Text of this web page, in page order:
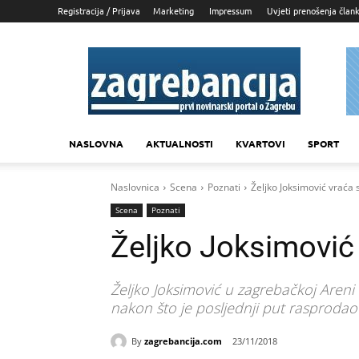
Registracija / Prijava Marketing Impressum Uvjeti prenošenja
Zagrebancija
NASLOVNA AKTUALNOSTI KVARTOVI SPORT
Naslovnica Scena Poznati Željko Joksimović vraća
Scena Poznati
Željko
Željko Joksimović u zagrebačkoj
nakon što je posljednji put
By zagrebancija.com 23/11/2018